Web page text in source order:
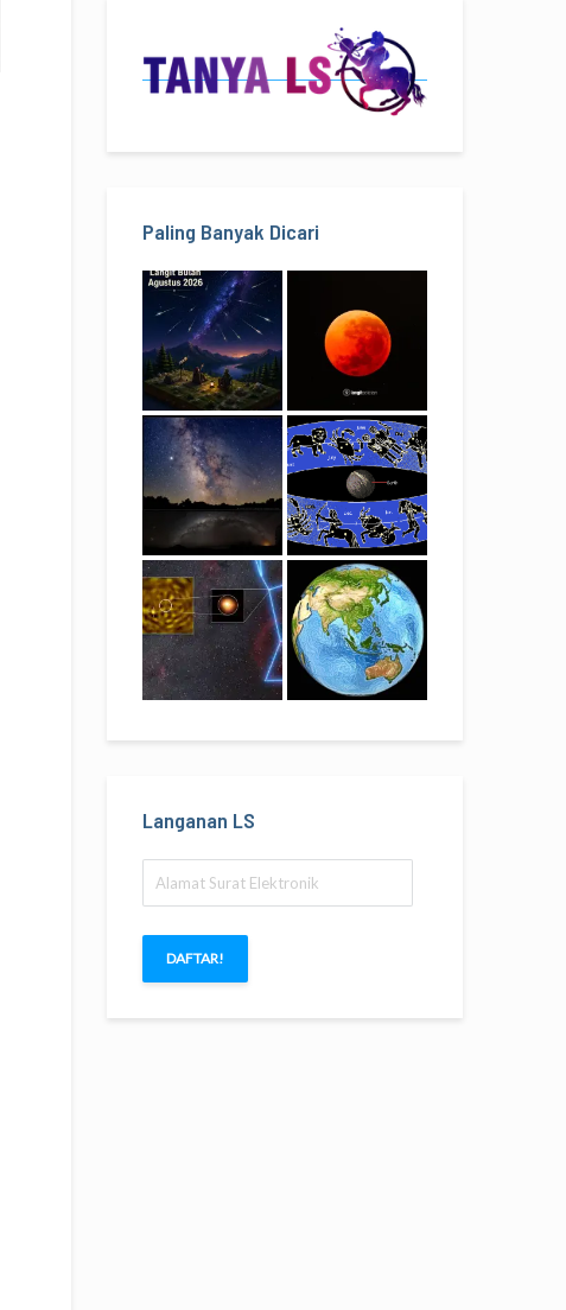
Paling Banyak Dicari
Langanan LS
Surat
Elektronik
DAFTAR!